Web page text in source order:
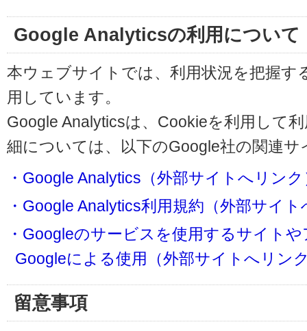
Google Analyticsの利用について
本ウェブサイトでは、利用状況を把握す
用しています。
Google Analyticsは、Cookieを利用して
細については、以下のGoogle社の関連
・Google Analytics（外部サイトへリンク
・Google Analytics利用規約（外部サイ
・Googleのサービスを使用するサイト
Googleによる使用（外部サイトへリン
留意事項